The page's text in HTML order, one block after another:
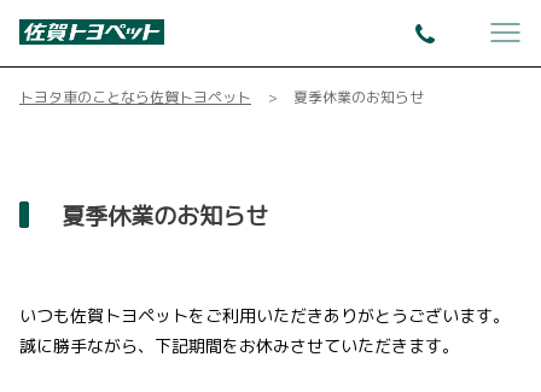
トヨタ車のことなら佐賀トヨペット 夏季休業のお知らせ
夏季休業のお知らせ
いつも佐賀トヨペットをご利用いただきありがとうございます。
誠に勝手ながら、下記期間をお休みさせていただきます。